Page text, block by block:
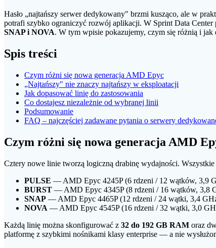
Hasło „najtańszy serwer dedykowany" brzmi kusząco, ale w
potrafi szybko ograniczyć rozwój aplikacji. W Sprint Data
SNAP i NOVA. W tym wpisie pokazujemy, czym się różnią i jak
Spis treści
Czym różni się nowa generacja AMD Epyc
„Najtańszy" nie znaczy najtańszy w eksploatacji
Jak dopasować linię do zastosowania
Co dostajesz niezależnie od wybranej linii
Podsumowanie
FAQ – najczęściej zadawane pytania o serwery
Czym różni się nowa generacja AMD
Cztery nowe linie tworzą logiczną drabinę wydajności.
PULSE — AMD Epyc 4245P (6 rdzeni / 12 wątków, 3,9
BURST — AMD Epyc 4345P (8 rdzeni / 16 wątków, 3,8
SNAP — AMD Epyc 4465P (12 rdzeni / 24 wątki, 3,4
NOVA — AMD Epyc 4545P (16 rdzeni / 32 wątki, 3,0
Każdą linię można skonfigurować z 32 do 192 GB RAM oraz
platformę z szybkimi nośnikami klasy enterprise — a nie